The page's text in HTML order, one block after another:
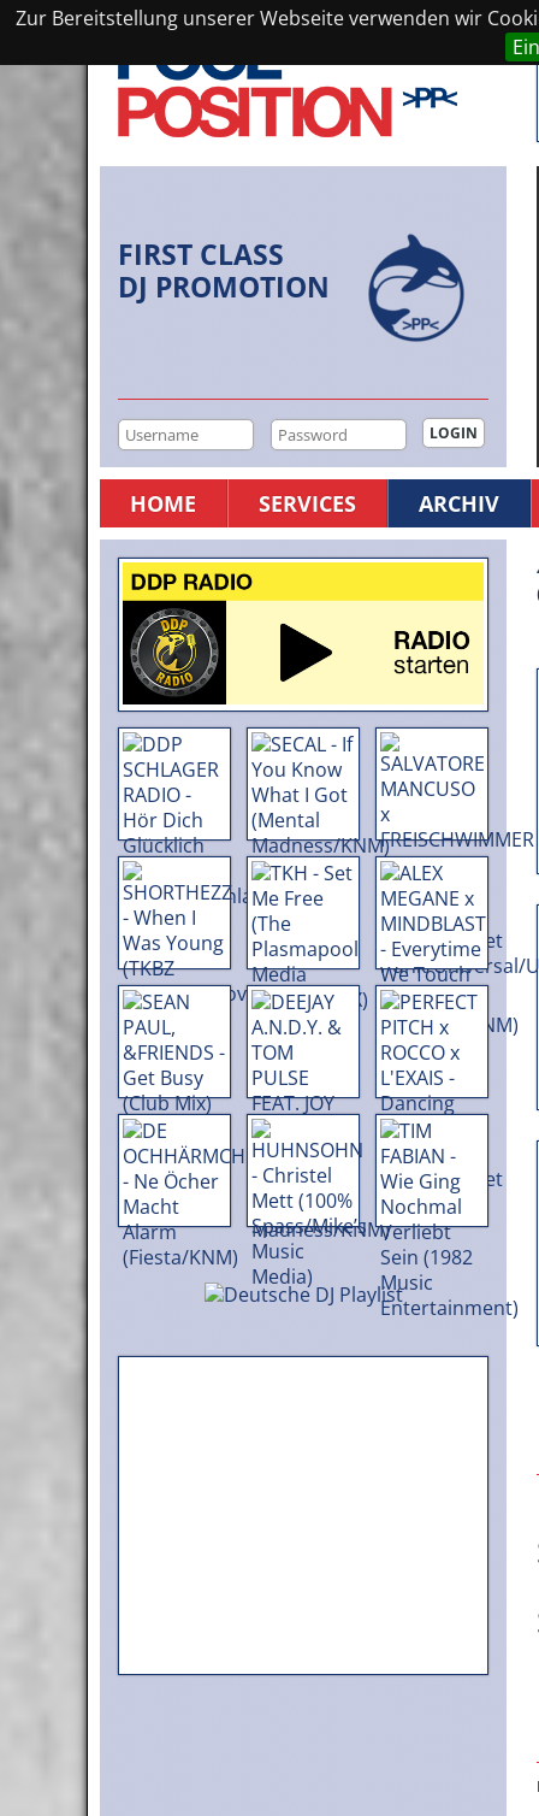
Zur Bereitstellung unserer Webseite verwenden wir
FIRST CLASS
DJ PROMOTION
HOME SERVICES ARCHIV